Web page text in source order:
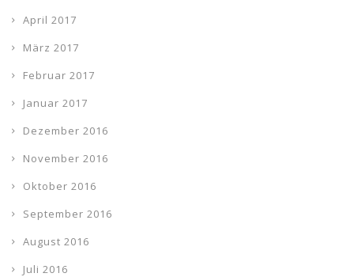
April 2017
März 2017
Februar 2017
Januar 2017
Dezember 2016
November 2016
Oktober 2016
September 2016
August 2016
Juli 2016